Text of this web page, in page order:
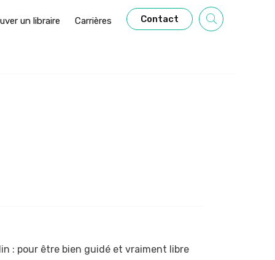
un libraire Carrières Contact
: pour être bien guidé et vraiment libre